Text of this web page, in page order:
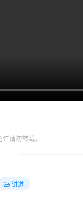
请勿转载。
讲道